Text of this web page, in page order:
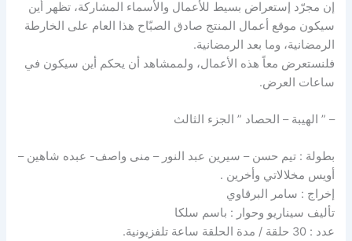
إن مجرّد إستعراض بسيط للأعمال والأسماء المشاركة، تظهر أين
سيكون موقع أعمال المنتج صادق الصبّاح هذا العام على الخارطة
الرمضانية، وما بعد الرمضانية.
فلنستعرض معاً هذه الأعمال، ولممشاهد أن يحكم أين سيكون في
ساعات العرض.
– ” الهيبة – الحصاد ” الجزء الثالث
بطولة : تيم حسن – سيرين عبد النور – منى واصف- عبده شاهين –
أويس مخلالاتي وأخرين .
إخراج : سامر البرقاوي
تأليف سيناريو وحوار : باسم سلكا
عدد : 30 حلقة / مدة الحلقة ساعة تلفزيونية.